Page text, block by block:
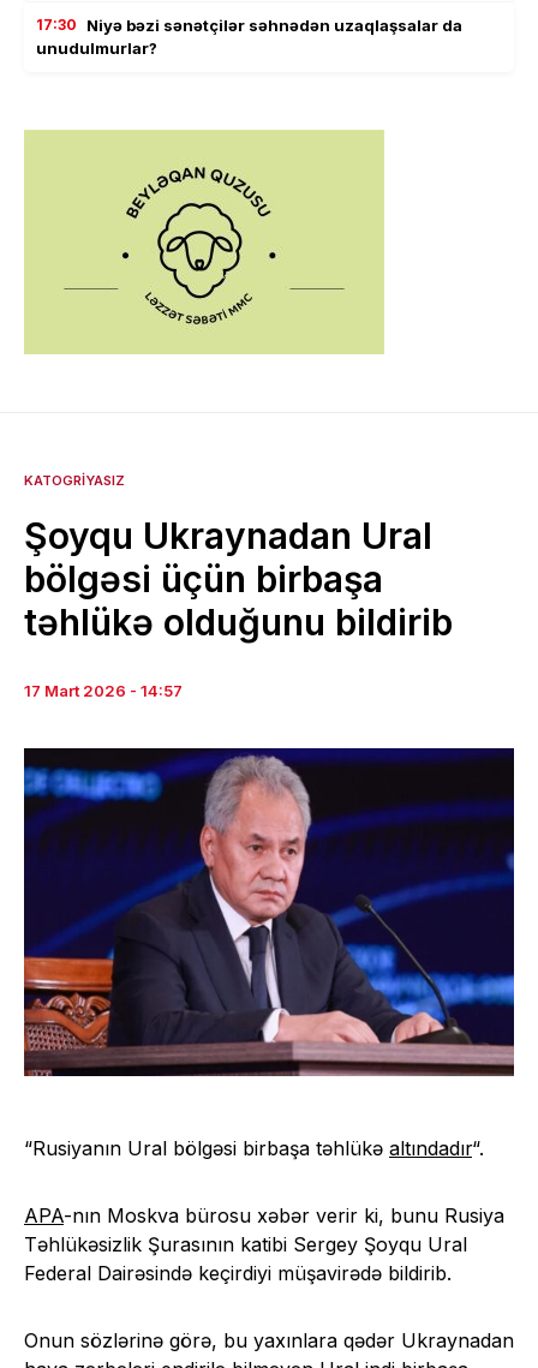
17:30
Niyə bəzi sənətçilər səhnədən uzaqlaşsalar da
unudulmurlar?
KATOGRIYASIZ
Şoyqu Ukraynadan Ural
bölgəsi üçün birbaşa
təhlükə olduğunu bildirib
17 Mart 2026 - 14:57
“Rusiyanın Ural bölgəsi birbaşa təhlükə altındadır“.
APA-nın Moskva bürosu xəbər verir ki, bunu Rusiya
Təhlükəsizlik Şurasının katibi Sergey Şoyqu Ural
Federal Dairəsində keçirdiyi müşavirədə bildirib.
Onun sözlərinə görə, bu yaxınlara qədər Ukraynadan